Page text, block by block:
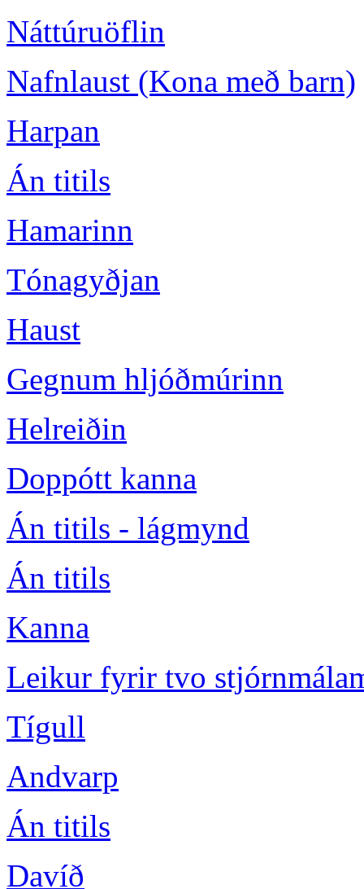
Náttúruöflin
Nafnlaust (Kona með barn)
Harpan
Án titils
Hamarinn
Tónagyðjan
Haust
Gegnum hljóðmúrinn
Helreiðin
Doppótt kanna
Án titils - lágmynd
Án titils
Kanna
Leikur fyrir tvo
Tígull
Andvarp
Án titils
Davíð